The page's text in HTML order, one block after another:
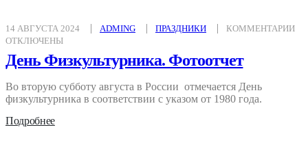
14 АВГУСТА 2024 ADMING ПРАЗДНИКИ КОММЕНТАРИИК
ОТКЛЮЧЕНЫ
День Физкультурника. Фотоотчет
Во вторую субботу августа в России отмечается День
физкультурника в соответствии с указом от 1980 года.
Подробнее